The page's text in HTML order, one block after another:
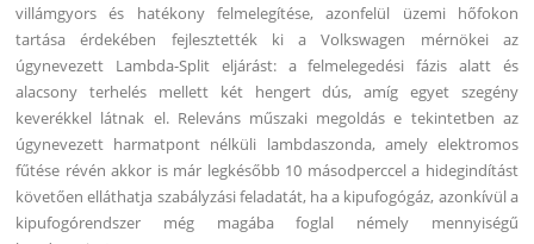
villámgyors és hatékony felmelegítése, azonfelül üzemi hőfokon
tartása érdekében fejlesztették ki a Volkswagen mérnökei az
úgynevezett Lambda-Split eljárást: a felmelegedési fázis alatt és
alacsony terhelés mellett két hengert dús, amíg egyet szegény
keverékkel látnak el. Releváns műszaki megoldás e tekintetben az
úgynevezett harmatpont nélküli lambdaszonda, amely elektromos
fűtése révén akkor is már legkésőbb 10 másodperccel a hidegindítást
követően elláthatja szabályzási feladatát, ha a kipufogógáz, azonkívül a
kipufogórendszer még magába foglal némely mennyiségű